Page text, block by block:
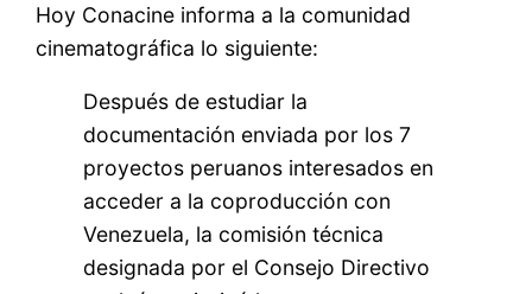
Hoy Conacine informa a la comunidad
cinematográfica lo siguiente:
Después de estudiar la
documentación enviada por los 7
proyectos peruanos interesados en
acceder a la coproducción con
Venezuela, la comisión técnica
designada por el Consejo Directivo